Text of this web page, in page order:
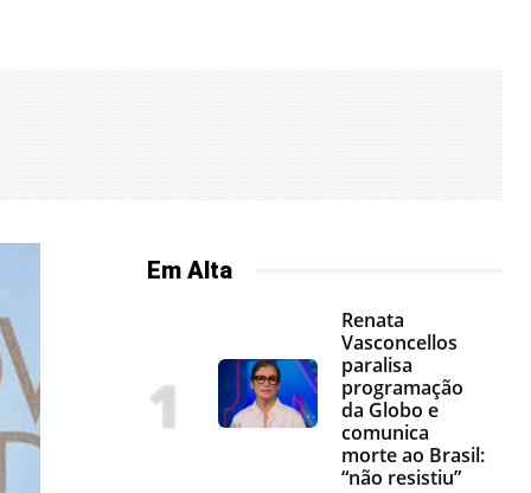
Em Alta
Renata
Vasconcellos
paralisa
programação
da Globo e
comunica
morte ao Brasil:
“não resistiu”